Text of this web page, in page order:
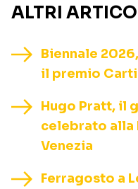
ALTRI
Biennale
il premio
Hugo Pratt, il
celebrato alla
Venezia
Ferragosto a